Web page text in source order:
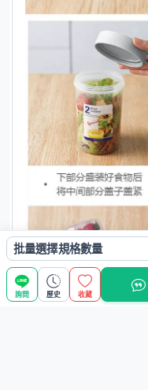
批量選擇規格數量
詢問 歷史 收藏